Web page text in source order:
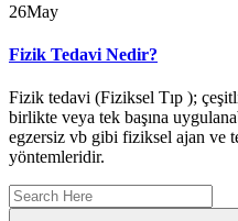
26May
Fizik Tedavi Nedir?
Fizik tedavi (Fiziksel Tıp );
birlikte veya tek başına
egzersiz vb gibi fiziksel ajan ve
yöntemleridir.